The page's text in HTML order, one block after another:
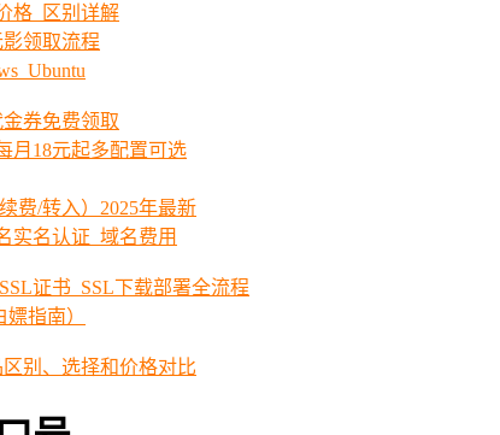
格_区别详解
领取流程
券免费领取
月18元起多配置可选
费/转入）2025年最新
实名认证_域名费用
证书_SSL下载部署全流程
指南）
别、选择和价格对比